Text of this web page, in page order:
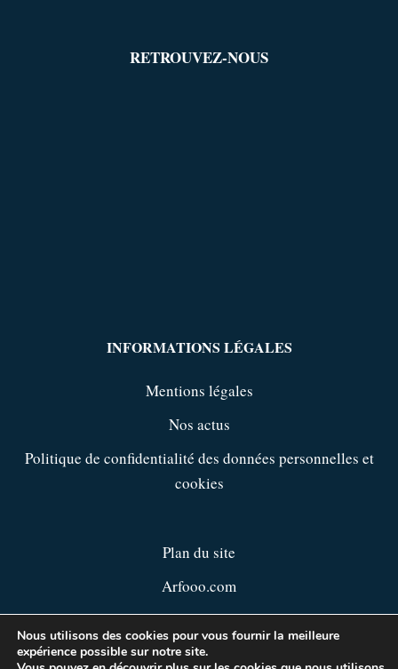
RETROUVEZ-NOUS
INFORMATIONS LÉGALES
Mentions légales
Nos actus
Politique de confidentialité des données personnelles et
cookies
Plan du site
Arfooo.com
Annuaires-sites.danslemonde.net
Nous utilisons des cookies pour vous fournir la meilleure
expérience possible sur notre site.